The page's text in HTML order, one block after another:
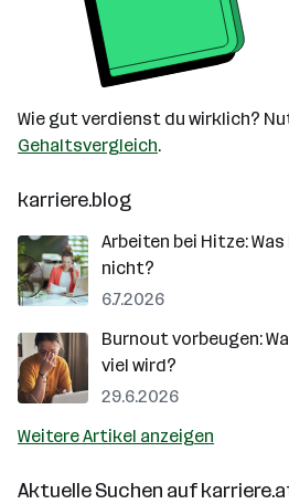
Wie gut verdienst du wirklich?
Gehaltsvergleich.
karriere.blog
Arbeiten bei Hitze:
nicht?
6.7.2026
Burnout vorbeugen:
viel wird?
29.6.2026
Weitere Artikel anzeigen
Aktuelle Suchen auf